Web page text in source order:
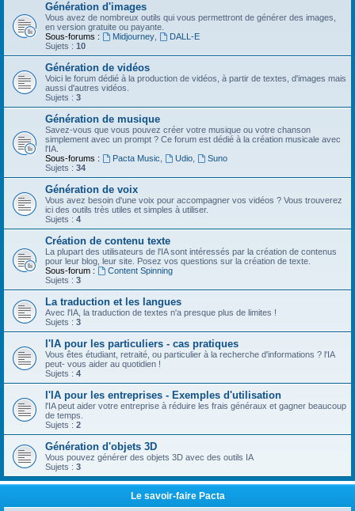
Génération d'images
Vous avez de nombreux outils qui vous permettront de générer des images,
en version gratuite ou payante.
Sous-forums :
Midjourney,
DALL-E
Sujets : 10
Génération de vidéos
Voici le forum dédié à la production de vidéos, à partir de textes, d'images mais
aussi d'autres vidéos.
Sujets : 3
Génération de musique
Savez-vous que vous pouvez créer votre musique ou votre chanson
simplement avec un prompt ? Ce forum est dédié à la création musicale avec
l'IA.
Sous-forums :
Pacta Music Udio,
Suno
Sujets : 34
Génération de voix
Vous avez besoin d'une voix pour accompagner vos vidéos ? Vous trouverez
ici des outils très utiles et simples à utiliser.
Sujets : 4
Création de contenu texte
La plupart des utilisateurs de l'IA sont intéressés par la création de contenus
pour leur blog, leur site. Posez vos questions sur la création de texte.
Sous-forum :
Content Spinning
Sujets : 3
La traduction et les langues
Avec l'IA, la traduction de textes n'a presque plus de limites !
Sujets : 3
l'IA pour les particuliers - cas pratiques
Vous êtes étudiant, retraité, ou particulier à la recherche d'informations ? l'IA
peut- vous aider au quotidien !
Sujets : 4
l'IA pour les entreprises - Exemples d'utilisation
l'IA peut aider votre entreprise à réduire les frais généraux et gagner beaucoup
de temps.
Sujets : 2
Génération d'objets 3D
Vous pouvez générer des objets 3D avec des outils IA
Sujets : 3
Le savoir-faire Pacta